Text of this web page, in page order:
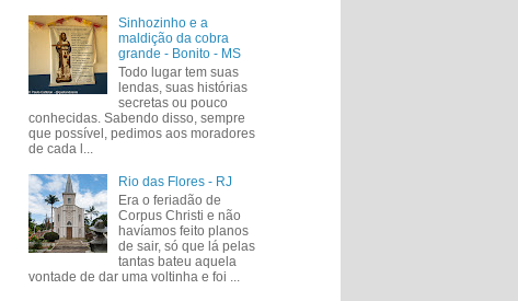
Sinhozinho e a
maldição da cobra
grande - Bonito - MS
Todo lugar tem suas
lendas, suas histórias
secretas ou pouco
conhecidas. Sabendo disso, sempre
que possível, pedimos aos moradores
de cada l...
Rio das Flores - RJ
Era o feriadão de
Corpus Christi e não
havíamos feito planos
de sair, só que lá pelas
tantas bateu aquela
vontade de dar uma voltinha e foi ...